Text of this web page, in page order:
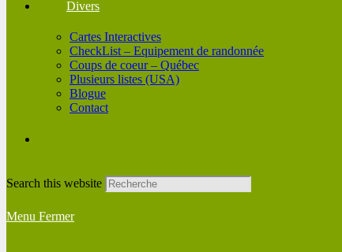
Divers
Cartes Interactives
CheckList – Equipement de randonnée
Coups de coeur – Québec
Plusieurs listes (USA)
Blogue
Contact
Search this website
Menu Fermer